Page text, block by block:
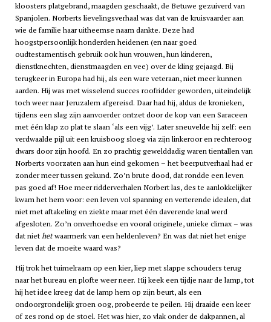
kloosters platgebrand, maagden geschaakt, de Betuwe gezuiverd van
Spanjolen. Norberts lievelingsverhaal was dat van de kruisvaarder aan
wie de familie haar uitheemse naam dankte. Deze had
hoogstpersoonlijk honderden heidenen (en naar goed
oudtestamentisch gebruik ook hun vrouwen, hun kinderen,
dienstknechten, dienstmaagden en vee) over de kling gejaagd. Bij
terugkeer in Europa had hij, als een ware veteraan, niet meer kunnen
aarden. Hij was met wisselend succes roofridder geworden, uiteindelijk
toch weer naar Jeruzalem afgereisd. Daar had hij, aldus de kronieken,
tijdens een slag zijn aanvoerder ontzet door de kop van een Saraceen
met één klap zo plat te slaan ‘als een vijg’. Later sneuvelde hij zelf: een
verdwaalde pijl uit een kruisboog sloeg via zijn linkeroor en rechteroog
dwars door zijn hoofd. En zo prachtig gewelddadig waren tientallen van
Norberts voorzaten aan hun eind gekomen – het beerputverhaal had er
zonder meer tussen gekund. Zo’n brute dood, dat rondde een leven
pas goed af! Hoe meer ridderverhalen Norbert las, des te aanlokkelijker
kwam het hem voor: een leven vol spanning en verterende idealen, dat
niet met aftakeling en ziekte maar met één daverende knal werd
afgesloten. Zo’n onverhoedse en vooral originele, unieke climax – was
dat niethetwaarmerk van een heldenleven? En was dat niet het enige
leven dat de moeite waard was?
Hij trok het tuimelraam op een kier, liep met slappe schouders terug
naar het bureau en plofte weer neer. Hij keek een tijdje naar de lamp, tot
hij het idee kreeg dat de lamp hem op zijn beurt, als een
ondoorgrondelijk groen oog, probeerde te peilen. Hij draaide een keer
of zes rond op de stoel. Het was hier, zo vlak onder de dakpannen, al